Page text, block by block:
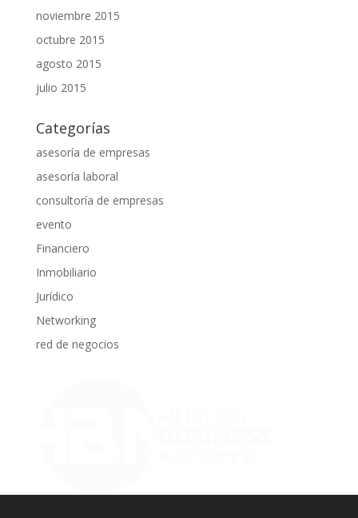
noviembre 2015
octubre 2015
agosto 2015
julio 2015
Categorías
asesoría de empresas
asesoría laboral
consultoría de empresas
evento
Financiero
Inmobiliario
Jurídico
Networking
red de negocios